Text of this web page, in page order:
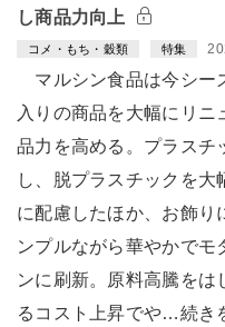
し商品力向上
コメ・もち・穀類 特集
マルシン食品は今シー
入りの商品を大幅にリニ
品力を高める。プラスチ
し、脱プラスチックを大
に配慮したほか、お飾り
ンプルながら華やかでモ
ンに刷新。原料高騰をは
るコスト上昇でや…続き